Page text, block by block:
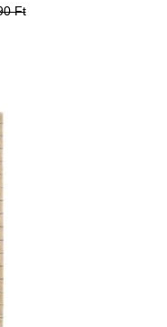
Ft